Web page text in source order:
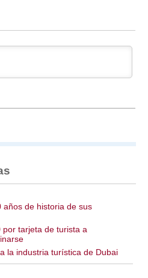
años de historia de sus
por tarjeta de turista a
la industria turística de Dubai